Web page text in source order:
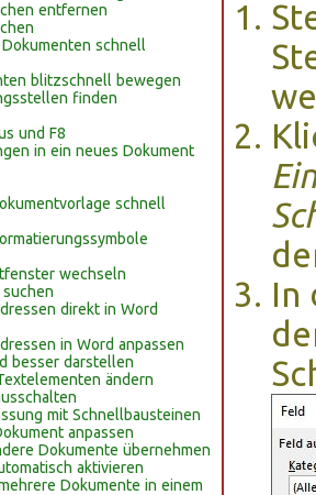
entfernen
schnell
blitzschnell bewegen
finden
und F8
in ein neues Dokument
schnell
wechseln
direkt in Word
in Word anpassen
besser darstellen
ändern
mit Schnellbausteinen
anpassen
Dokumente übernehmen
aktivieren
Dokumente in einem
In